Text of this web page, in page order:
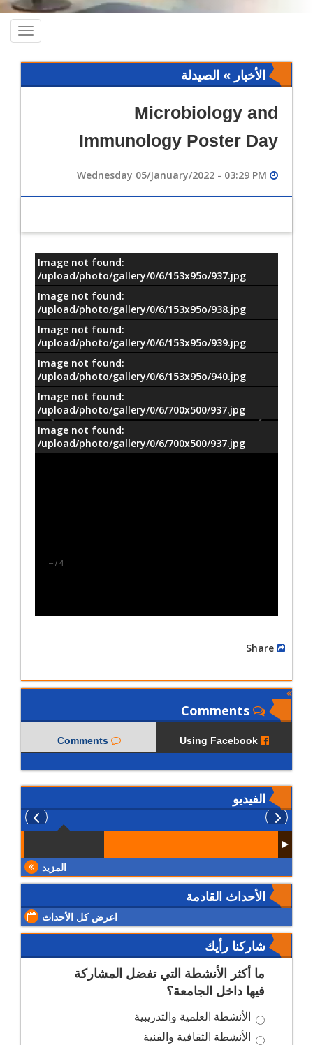
الأخبار » الصيدلة
Microbiology and
Immunology Poster Day
– / 4
معلومات
Image not found:
/upload/photo/gallery/0/6/153x95o/937.jpg
Image not found:
/upload/photo/gallery/0/6/153x95o/938.jpg
Image not found:
/upload/photo/gallery/0/6/153x95o/939.jpg
Image not found:
/upload/photo/gallery/0/6/153x95o/940.jpg
Image not found:
/upload/photo/gallery/0/6/700x500/937.jpg
Image not found:
/upload/photo/gallery/0/6/700x500/937.jpg
Comments
الفيديو
المزيد
الأحداث القادمة
اعرض كل الأحداث
شاركنا رأيك
ما أكثر الأنشطة التي تفضل المشاركة
فيها داخل الجامعة؟
الأنشطة العلمية والتدريبية
الأنشطة الثقافية والفنية